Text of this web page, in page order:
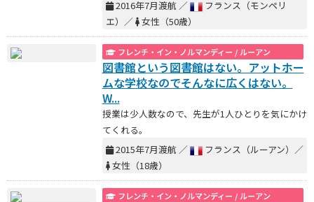
2016年7月渡航 ／
フランス（モンペリ
エ）／ 女性（50歳）
フレンチ・イン・ノルマンディー / ルーアン
図書館という図書館はない。アットホー
ムな学校なのでそんなに広くはない。
W...
授業は少人数なので、先生が1人ひとりを気にかけ
てくれる。
2015年7月渡航 ／
フランス（ルーアン）／
女性（18歳）
フレンチ・イン・ノルマンディー / ルーアン